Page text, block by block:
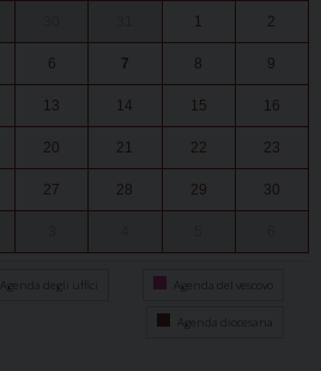
1 2
6 7 8 9
13 14 15 16
20 21 22 23
27 28 29 30
Agenda degli uffici Agenda del vescovo
Agenda diocesana